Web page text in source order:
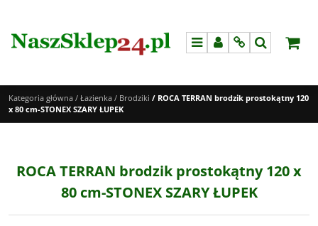
MenuPanelInfoSzukaj
Kategoria główna / Łazienka / Brodziki / ROCA TERRAN brodzik prostokątny 120
x 80 cm-STONEX SZARY ŁUPEK
ROCA TERRAN brodzik prostokątny 120 x
80 cm-STONEX SZARY ŁUPEK